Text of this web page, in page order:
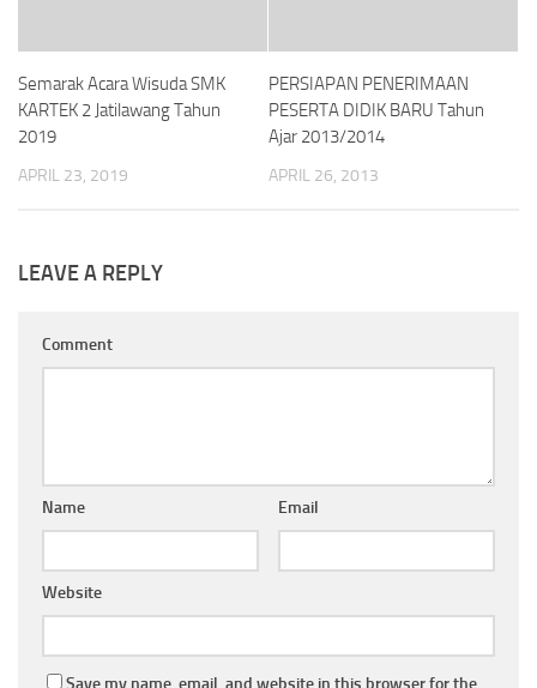
Semarak Acara Wisuda SMK
KARTEK 2 Jatilawang Tahun
2019
APRIL 23, 2019
PERSIAPAN PENERIMAAN
PESERTA DIDIK BARU Tahun
Ajar 2013/2014
APRIL 26, 2013
LEAVE A REPLY
Comment
Name Email
Website
Save my name, email, and website in this browser for the